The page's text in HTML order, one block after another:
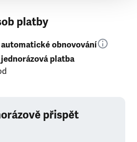
platby
automatické obnovování
jednorázová platba
přispět